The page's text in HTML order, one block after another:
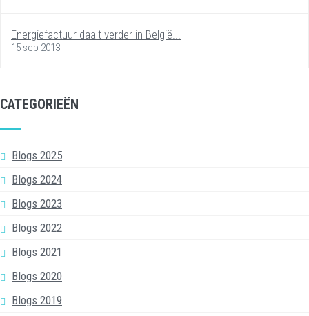
Energiefactuur daalt verder in België...
15 sep 2013
CATEGORIEËN
Blogs 2025
Blogs 2024
Blogs 2023
Blogs 2022
Blogs 2021
Blogs 2020
Blogs 2019